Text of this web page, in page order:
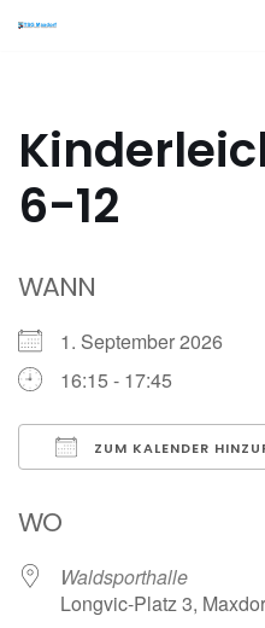
6-12
WANN
1. September 2026
16:15 - 17:45
ZUM KALENDER
WO
Waldsporthalle
Longvic-Platz 3,